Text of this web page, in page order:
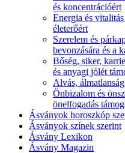
és koncentrációért
Energia és
életerőért
Szerelem és
bevonzására és a
Bőség, siker,
és anyagi jólét
Alvás,
Önbizalom és
önelfogadás
Ásványok horoszkóp
Ásványok színek szerint
Ásvány Lexikon
Ásvány Magazin